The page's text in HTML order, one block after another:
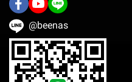
@beenas